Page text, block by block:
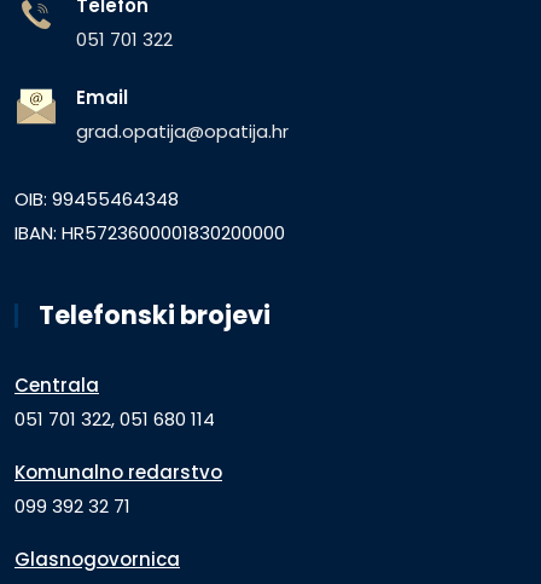
Telefon
051 701 322
Email
grad.opatija@opatija.hr
OIB: 99455464348
IBAN: HR5723600001830200000
Telefonski brojevi
Centrala
051 701 322, 051 680 114
Komunalno redarstvo
099 392 32 71
Glasnogovornica